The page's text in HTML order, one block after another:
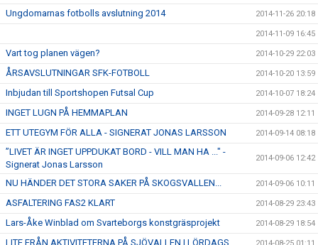
Ungdomarnas fotbolls avslutning 2014 2014-11-26 20:18
2014-11-09 16:45
Vart tog planen vägen? 2014-10-29 22:03
ÅRSAVSLUTNINGAR SFK-FOTBOLL 2014-10-20 13:59
Inbjudan till Sportshopen Futsal Cup 2014-10-07 18:24
INGET LUGN PÅ HEMMAPLAN 2014-09-28 12:11
ETT UTEGYM FÖR ALLA - SIGNERAT JONAS LARSSON 2014-09-14 08:18
”LIVET ÄR INGET UPPDUKAT BORD - VILL MAN HA ..." -
Signerat Jonas Larsson
2014-09-06 12:42
NU HÄNDER DET STORA SAKER PÅ SKOGSVALLEN... 2014-09-06 10:11
ASFALTERING FAS2 KLART 2014-08-29 23:43
Lars-Åke Winblad om Svarteborgs konstgräsprojekt 2014-08-29 18:54
LITE FRÅN AKTIVITETERNA PÅ SJÖVALLEN I LÖRDAGS